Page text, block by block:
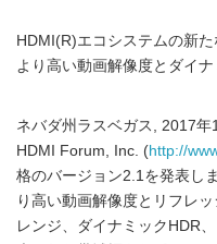
HDMI(R)エコシステムの新た
より高い動画解像度とダイ
ネバダ州ラスベガス, 2017
HDMI Forum, Inc. (http://
格のバージョン2.1を発表し
り高い動画解像度とリフレ
レンジ、ダイナミックHDR